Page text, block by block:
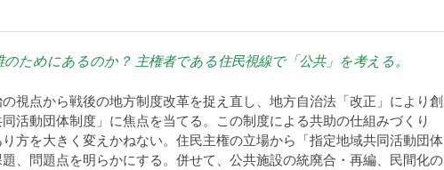
ためにあるのか？ 主権者である住民視線で「公共」を考える。
視点から戦後の地方制度改革を捉え直し、地方自治法「改正」により創
活動団体制度」に焦点を当てる。この制度による共助の仕組みづくり
方を大きく変えかねない。住民主権の立場から「指定地域共同活動団体
、問題点を明らかにする。併せて、公共施設の統廃合・再編、民間化の